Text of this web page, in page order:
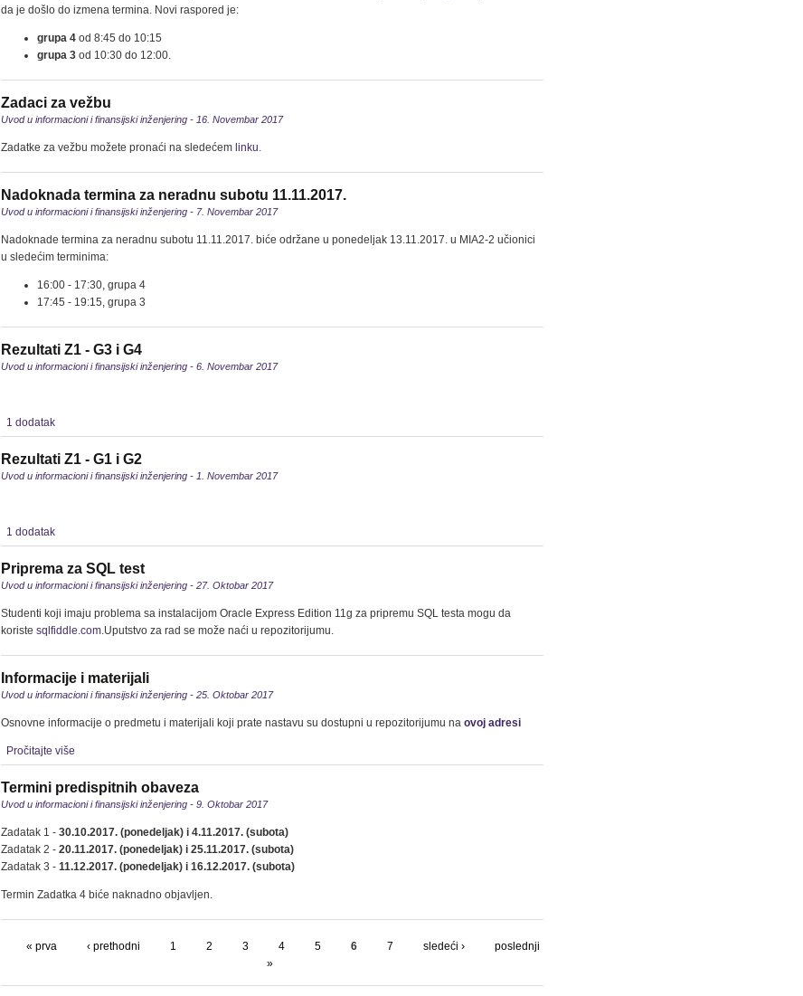
da je došlo do izmena termina. Novi raspored je:
grupa 4 od 8:45 do 10:15
grupa 3 od 10:30 do 12:00.
Zadaci za vežbu
Uvod u informacioni i finansijski inženjering - 16. Novembar 2017
Zadatke za vežbu možete pronaći na sledećem linku.
Nadoknada termina za neradnu subotu 11.11.2017.
Uvod u informacioni i finansijski inženjering - 7. Novembar 2017
Nadoknade termina za neradnu subotu 11.11.2017. biće održane u ponedeljak 13.11.2017. u MIA2-2 učionici
u sledećim terminima:
16:00 - 17:30, grupa 4
17:45 - 19:15, grupa 3
Rezultati Z1 - G3 i G4
Uvod u informacioni i finansijski inženjering - 6. Novembar 2017
1 dodatak
Rezultati Z1 - G1 i G2
Uvod u informacioni i finansijski inženjering - 1. Novembar 2017
1 dodatak
Priprema za SQL test
Uvod u informacioni i finansijski inženjering - 27. Oktobar 2017
Studenti koji imaju problema sa instalacijom Oracle Express Edition 11g za pripremu SQL testa mogu da
koriste sqlfiddle.com.Uputstvo za rad se može naći u repozitorijumu.
Informacije i materijali
Uvod u informacioni i finansijski inženjering - 25. Oktobar 2017
Osnovne informacije o predmetu i materijali koji prate nastavu su dostupni u repozitorijumu na ovoj adresi
Pročitajte više
Termini predispitnih obaveza
Uvod u informacioni i finansijski inženjering - 9. Oktobar 2017
Zadatak 1 - 30.10.2017. (ponedeljak) i 4.11.2017. (subota)
Zadatak 2 - 20.11.2017. (ponedeljak) i 25.11.2017. (subota)
Zadatak 3 - 11.12.2017. (ponedeljak) i 16.12.2017. (subota)
Termin Zadatka 4 biće naknadno objavljen.
« prva ‹ prethodni 1 2 3 4 5 6 7 sledeći ›
poslednji
»